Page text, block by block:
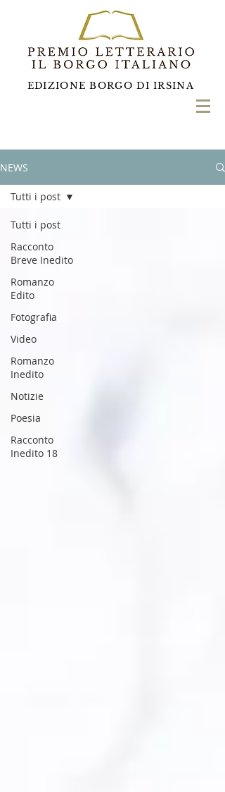
EDIZIONE BORGO DI IRSINA
NEWS
Tutti i post
Racconto
Breve Inedito
Romanzo
Edito
Fotografia
Video
Romanzo
Inedito
Notizie
Poesia
Racconto
Inedito 18
Tutti i post